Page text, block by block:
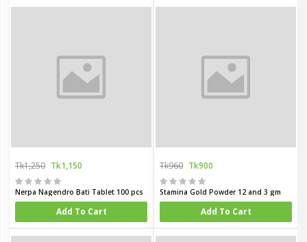
Tk1,250 Tk1,150
Nerpa Nagendro Bati Tablet 100 pcs
Add To Cart
Tk960 Tk900
Stamina Gold Powder 12 and 3 gm
Add To Cart